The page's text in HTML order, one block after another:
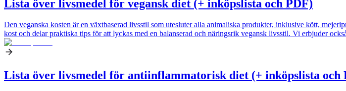
Lista över livsmedel för vegansk diet (+ inköpslista och PDF)
Den veganska kosten är en växtbaserad livsstil som utesluter alla animaliska produkter, inklusive kött,
kost och delar praktiska tips för att lyckas med en balanserad och näringsrik vegansk livsstil. Vi erbjuder
Lista över livsmedel för antiinflammatorisk diet (+ inköpslista och